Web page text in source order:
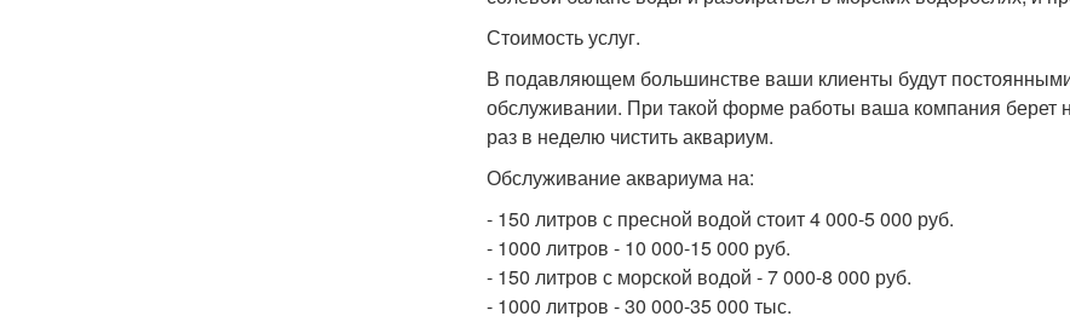
Стоимость услуг.
В подавляющем большинстве ваши клиенты будут
обслуживании. При такой форме работы ваша компания берет
раз в неделю чистить аквариум.
Обслуживание аквариума на:
- 150 литров с пресной водой стоит 4 000-5 000 руб.
- 1000 литров - 10 000-15 000 руб.
- 150 литров с морской водой - 7 000-8 000 руб.
- 1000 литров - 30 000-35 000 тыс.